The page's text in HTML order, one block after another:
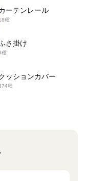
ーテンレール
種
さ掛け
種
ッションカバー
種